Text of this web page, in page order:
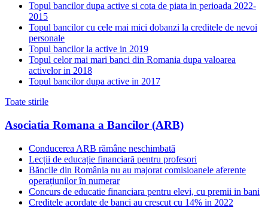
Topul bancilor dupa active si cota de piata in perioada 2022-
2015
Topul bancilor cu cele mai mici dobanzi la creditele de nevoi
personale
Topul bancilor la active in 2019
Topul celor mai mari banci din Romania dupa valoarea
activelor in 2018
Topul bancilor dupa active in 2017
Toate stirile
Asociatia Romana a Bancilor (ARB)
Conducerea ARB rămâne neschimbată
Lecții de educație financiară pentru profesori
Băncile din România nu au majorat comisioanele aferente
operațiunilor în numerar
Concurs de educatie financiara pentru elevi, cu premii in bani
Creditele acordate de banci au crescut cu 14% in 2022